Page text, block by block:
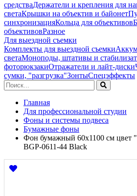
средстваДержатели и крепления для
светаКрышки на объектив и байонет
синхронизацияКольца для объективов
объективовРазное
Для выездной съемки
Комплекты для выездной съемки
светаМоноподы, штативы и
фоторюкзакиОтражатели и лайт-диски
сумки, "разгрузка"ЗонтыСпецэффекты
Главная
Для профессиональной студии
Фоны и системы подвеса
Бумажные фоны
Фон бумажный 60х1100 см цвет
BGP-0611-44 Black